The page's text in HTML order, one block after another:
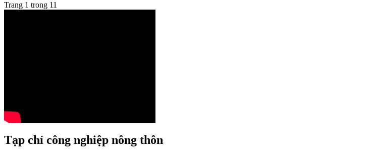
Trang 1 trong 11
Tạp chí công nghiệp nông thôn